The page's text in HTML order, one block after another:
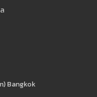
Bangkok